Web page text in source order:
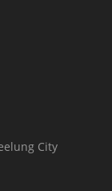
City